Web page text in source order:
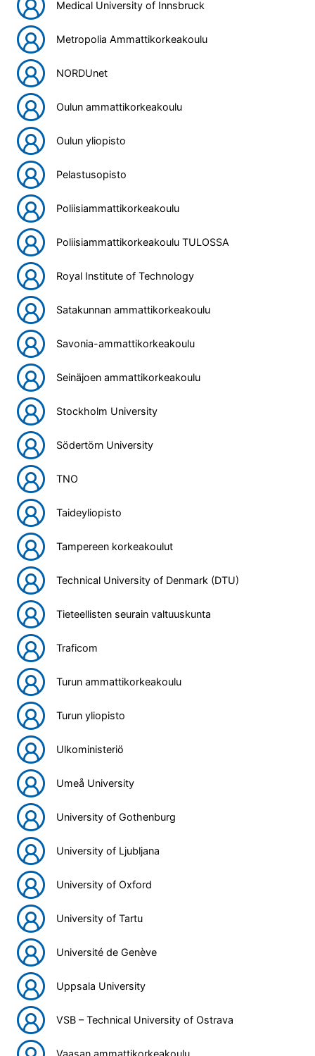
Medical University of Innsbruck
Metropolia Ammattikorkeakoulu
NORDUnet
Oulun ammattikorkeakoulu
Oulun yliopisto
Pelastusopisto
Poliisiammattikorkeakoulu
Poliisiammattikorkeakoulu TULOSSA
Royal Institute of Technology
Satakunnan ammattikorkeakoulu
Savonia-ammattikorkeakoulu
Seinäjoen ammattikorkeakoulu
Stockholm University
Södertörn University
TNO
Taideyliopisto
Tampereen korkeakoulut
Technical University of Denmark (DTU)
Tieteellisten seurain valtuuskunta
Traficom
Turun ammattikorkeakoulu
Turun yliopisto
Ulkoministeriö
Umeå University
University of Gothenburg
University of Ljubljana
University of Oxford
University of Tartu
Université de Genève
Uppsala University
VSB – Technical University of Ostrava
Vaasan ammattikorkeakoulu